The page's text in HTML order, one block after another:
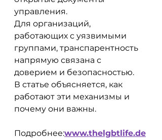
управления.
Для организаций,
работающих с уязвимыми
группами, транспарентность
напрямую связана с
доверием и безопасностью.
В статье объясняется, как
работают эти механизмы и
почему они важны.
Подробнее:www.thelgbtlife.de